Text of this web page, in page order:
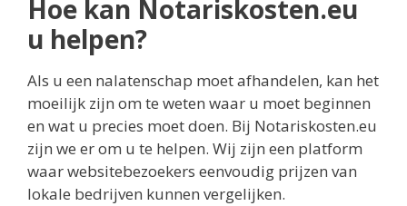
Hoe kan Notariskosten.eu
u helpen?
Als u een nalatenschap moet afhandelen, kan het
moeilijk zijn om te weten waar u moet beginnen
en wat u precies moet doen. Bij Notariskosten.eu
zijn we er om u te helpen. Wij zijn een platform
waar websitebezoekers eenvoudig prijzen van
lokale bedrijven kunnen vergelijken.